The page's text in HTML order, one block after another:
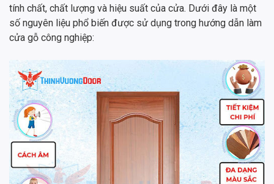
tính chất, chất lượng và hiệu suất của cửa. Dưới đây là một
số nguyên liệu phổ biến được sử dụng trong hướng dẫn làm
cửa gỗ công nghiệp: